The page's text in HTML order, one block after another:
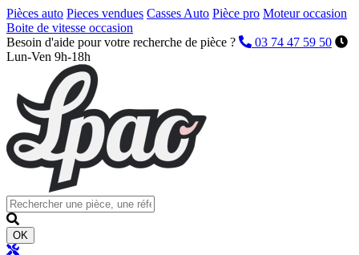
Pièces auto Pieces vendues Casses Auto Pièce pro Moteur occasion
Boite de vitesse occasion
Besoin d'aide pour votre recherche de pièce ?
03 74 47 59 50
Lun-Ven 9h-18h
OK